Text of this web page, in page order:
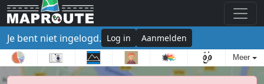
Je bent niet ingelogd. Log in Aanmelden
Meer